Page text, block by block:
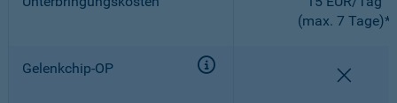
(max. 7 Tage)*
Gelenkchip-OP